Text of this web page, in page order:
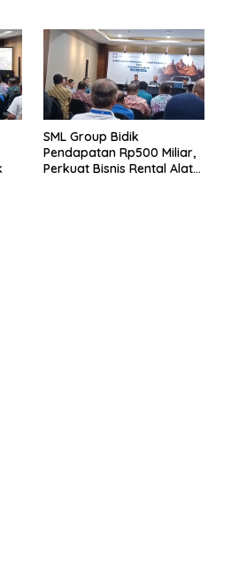
SML Group Bidik
Pendapatan Rp500 Miliar,
Perkuat Bisnis Rental Alat